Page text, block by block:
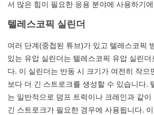
서 많은 힘이 필요한 응용 분야에 사용하기
텔레스코픽 실린더
여러 단계(중첩된 튜브)가 있고 텔레스코픽
있는 유압 실린더는 텔레스코픽 유압 실린더
다. 이 실린더는 반동 시 크기가 여전히 작으
보다 더 긴 스트로크를 생성할 수 있습니다.
는 일반적으로 덤프 트럭이나 크레인과 같
긴 스트로크가 필요한 경우에 사용됩니다.